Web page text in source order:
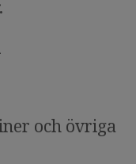
och övriga